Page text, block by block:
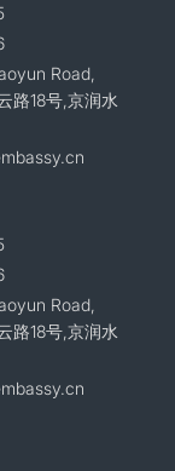
Road,
路18号,京润水
Road,
路18号,京润水